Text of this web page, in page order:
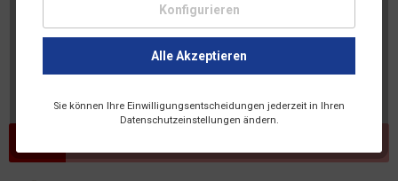
Konfigurieren
Alle Akzeptieren
Sie können Ihre Einwilligungsentscheidungen jederzeit in Ihren
Datenschutzeinstellungen ändern.